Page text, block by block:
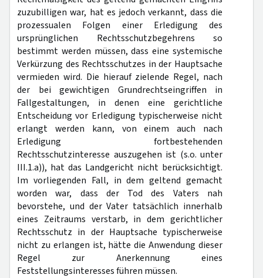
zuzubilligen war, hat es jedoch verkannt, dass die
prozessualen Folgen einer Erledigung des
ursprünglichen Rechtsschutzbegehrens so
bestimmt werden müssen, dass eine systemische
Verkürzung des Rechtsschutzes in der Hauptsache
vermieden wird. Die hierauf zielende Regel, nach
der bei gewichtigen Grundrechtseingriffen in
Fallgestaltungen, in denen eine gerichtliche
Entscheidung vor Erledigung typischerweise nicht
erlangt werden kann, von einem auch nach
Erledigung fortbestehenden
Rechtsschutzinteresse auszugehen ist (s.o. unter
III.1.a)), hat das Landgericht nicht berücksichtigt.
Im vorliegenden Fall, in dem geltend gemacht
worden war, dass der Tod des Vaters nah
bevorstehe, und der Vater tatsächlich innerhalb
eines Zeitraums verstarb, in dem gerichtlicher
Rechtsschutz in der Hauptsache typischerweise
nicht zu erlangen ist, hätte die Anwendung dieser
Regel zur Anerkennung eines
Feststellungsinteresses führen müssen.